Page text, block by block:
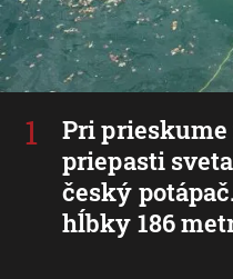
Pri prieskume
priepasti
český
hĺbky 186